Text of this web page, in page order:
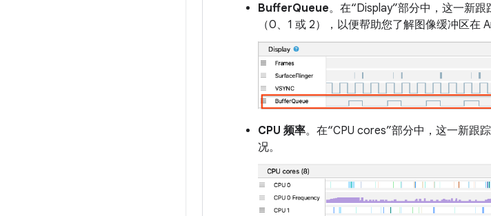
BufferQueue。在“Display”部分中，这一新
（0、1 或 2），以便帮助您了解图像缓冲区在
CPU 频率。在“CPU cores”部分中，这一新跟
况。